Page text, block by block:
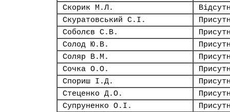
Скорик М.Л.
Скуратовський С.І.
Соболєв С.В.
Солод Ю.В.
Соляр В.М.
Сочка О.О.
Спориш І.Д.
Стеценко Д.О.
Супруненко О.І.